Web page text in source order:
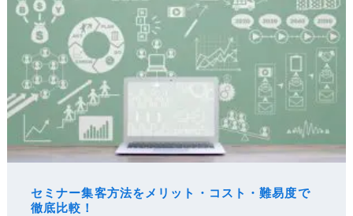
セミナー集客方法をメリット・コスト・難易度で
徹底比較！